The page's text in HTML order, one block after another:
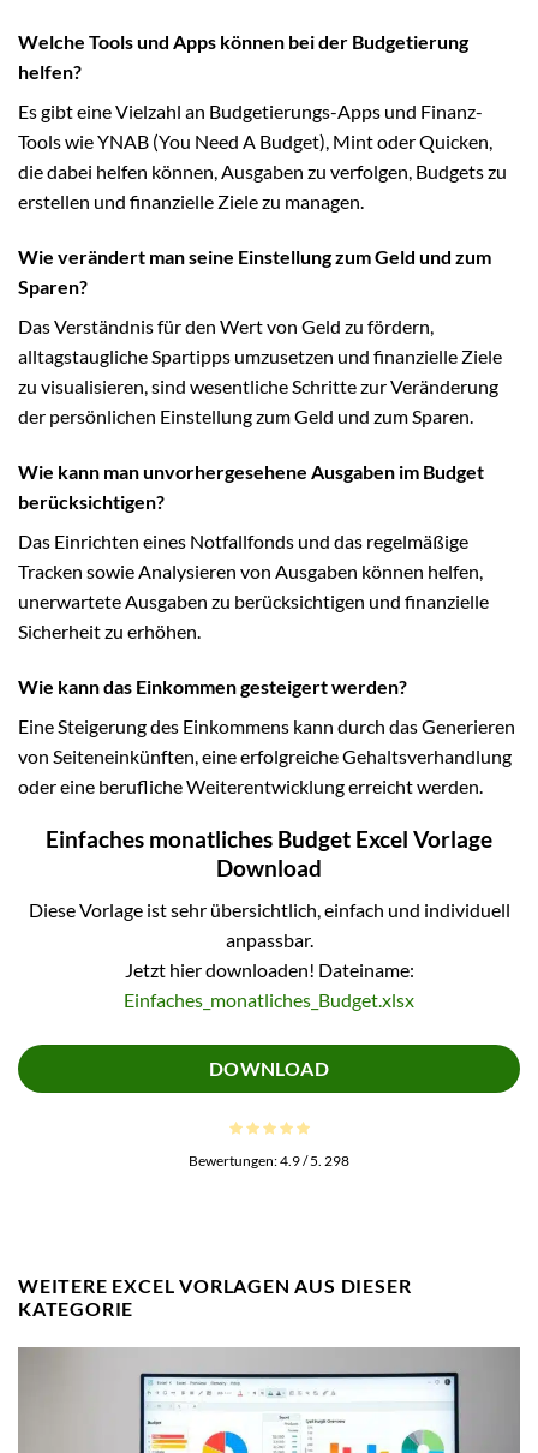
Welche Tools und Apps können bei der Budgetierung
helfen?
Es gibt eine Vielzahl an Budgetierungs-Apps und Finanz-
Tools wie YNAB (You Need A Budget), Mint oder Quicken,
die dabei helfen können, Ausgaben zu verfolgen, Budgets zu
erstellen und finanzielle Ziele zu managen.
Wie verändert man seine Einstellung zum Geld und zum
Sparen?
Das Verständnis für den Wert von Geld zu fördern,
alltagstaugliche Spartipps umzusetzen und finanzielle Ziele
zu visualisieren, sind wesentliche Schritte zur Veränderung
der persönlichen Einstellung zum Geld und zum Sparen.
Wie kann man unvorhergesehene Ausgaben im Budget
berücksichtigen?
Das Einrichten eines Notfallfonds und das regelmäßige
Tracken sowie Analysieren von Ausgaben können helfen,
unerwartete Ausgaben zu berücksichtigen und finanzielle
Sicherheit zu erhöhen.
Wie kann das Einkommen gesteigert werden?
Eine Steigerung des Einkommens kann durch das Generieren
von Seiteneinkünften, eine erfolgreiche Gehaltsverhandlung
oder eine berufliche Weiterentwicklung erreicht werden.
Einfaches monatliches Budget Excel Vorlage
Download
Diese Vorlage ist sehr übersichtlich, einfach und individuell
anpassbar.
Jetzt hier downloaden! Dateiname:
Einfaches_monatliches_Budget.xlsx
DOWNLOAD
Bewertungen:4.9/ 5. 298
WEITERE EXCEL VORLAGEN AUS DIESER
KATEGORIE